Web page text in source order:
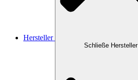
Hersteller
Schließe Hersteller